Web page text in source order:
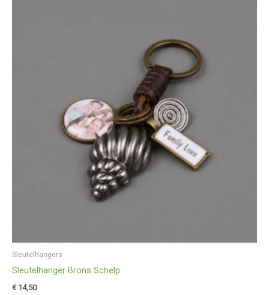
Sleutelhangers
Sleutelhanger Brons Schelp
€14,50